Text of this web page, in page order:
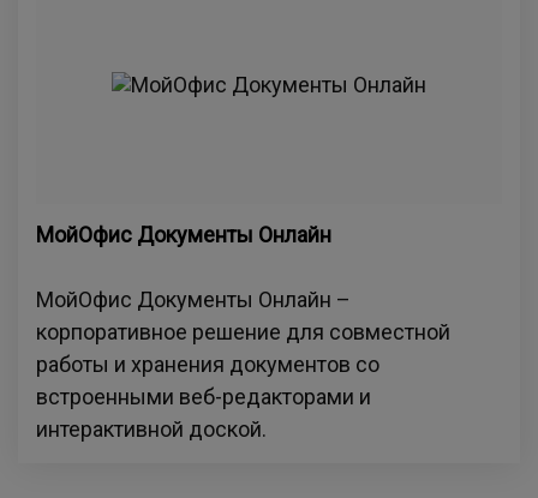
МойОфис Документы Онлайн
МойОфис Документы Онлайн –
корпоративное решение для совместной
работы и хранения документов со
встроенными веб-редакторами и
интерактивной доской.